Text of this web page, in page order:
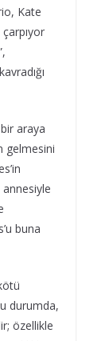
Kate
araya
gelmesini
annesiyle
buna
durumda,
özellikle